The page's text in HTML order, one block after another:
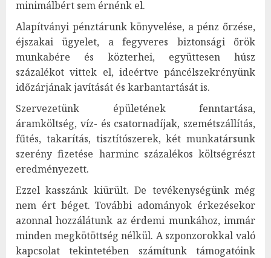
minimálbért sem érnénk el.
Alapítványi pénztárunk könyvelése, a pénz őrzése,
éjszakai ügyelet, a fegyveres biztonsági őrök
munkabére és közterhei, együttesen húsz
százalékot vittek el, ideértve páncélszekrényünk
időzárjának javítását és karbantartását is.
Szervezetünk épületének fenntartása,
áramköltség, víz- és csatornadíjak, szemétszállítás,
fűtés, takarítás, tisztítószerek, két munkatársunk
szerény fizetése harminc százalékos költségrészt
eredményezett.
Ezzel kasszánk kiürült. De tevékenységünk még
nem ért béget. További adományok érkezésekor
azonnal hozzálátunk az érdemi munkához, immár
minden megkötöttség nélkül. A szponzorokkal való
kapcsolat tekintetében számítunk támogatóink